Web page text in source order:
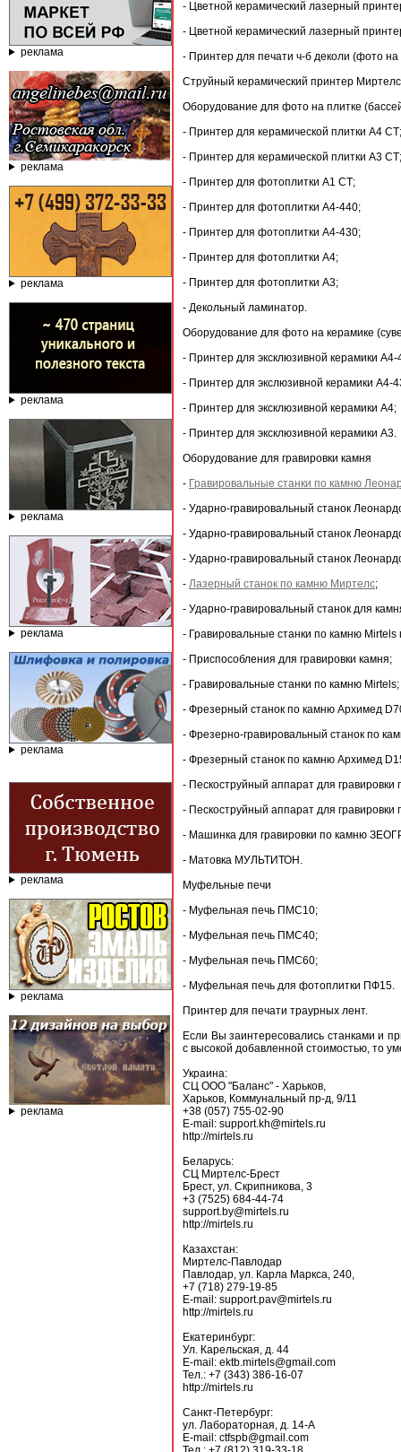
реклама
реклама
реклама
реклама
реклама
реклама
реклама
реклама
реклама
реклама
- Цветной керамический лазерный
- Цветной керамический лазерный
- Принтер для печати ч-б деколи (фото
Струйный керамический принтер
Оборудование для фото на плитке
- Принтер для керамической плитки А4 СТ;
- Принтер для керамической плитки А3 СТ;
- Принтер для фотоплитки А1 СТ;
- Принтер для фотоплитки А4-440;
- Принтер для фотоплитки А4-430;
- Принтер для фотоплитки А4;
- Принтер для фотоплитки А3;
- Декольный ламинатор.
Оборудование для фото на керамике
- Принтер для эксклюзивной керамики А4-
- Принтер для экслюзивной керамики А4-
- Принтер для эксклюзивной керамики А4;
- Принтер для эксклюзивной керамики А3.
Оборудование для гравировки камня
- Гравировальные станки по камню
- Ударно-гравировальный станок
- Ударно-гравировальный станок
- Ударно-гравировальный станок
- Лазерный станок по камню Миртелс;
- Ударно-гравировальный станок для
- Гравировальные станки по камню
- Приспособления для гравировки камня;
- Гравировальные станки по камню Mirtels;
- Фрезерный станок по камню Архимед
- Фрезерно-гравировальный станок по
- Фрезерный станок по камню Архимед
- Пескоструйный аппарат для гравировки
- Пескоструйный аппарат для гравировки
- Машинка для гравировки по камню
- Матовка МУЛЬТИТОН.
Муфельные печи
- Муфельная печь ПМС10;
- Муфельная печь ПМC40;
- Муфельная печь ПМС60;
- Муфельная печь для фотоплитки ПФ15.
Принтер для печати траурных лент.
Если Вы заинтересовались станками
с высокой добавленной стоимостью, то
Украина:
СЦ ООО "Баланс" - Харьков,
Харьков, Коммунальный пр-д, 9/11
+38 (057) 755-02-90
E-mail: support.kh@mirtels.ru
http://mirtels.ru
Беларусь:
СЦ Миртелс-Брест
Брест, ул. Скрипникова, 3
+3 (7525) 684-44-74
support.by@mirtels.ru
http://mirtels.ru
Казахстан:
Миртелс-Павлодар
Павлодар, ул. Карла Маркса, 240,
+7 (718) 279-19-85
E-mail: support.pav@mirtels.ru
http://mirtels.ru
Екатеринбург:
Ул. Карельская, д. 44
E-mail: ektb.mirtels@gmail.com
Тел.: +7 (343) 386-16-07
http://mirtels.ru
Санкт-Петербург:
ул. Лабораторная, д. 14-А
E-mail: ctfspb@gmail.com